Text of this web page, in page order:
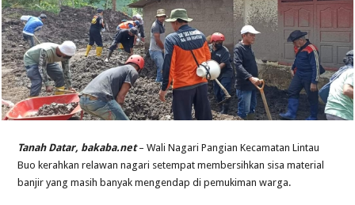
Tanah Datar, bakaba.net – Wali Nagari Pangian Kecamatan Lintau
Buo kerahkan relawan nagari setempat membersihkan sisa material
banjir yang masih banyak mengendap di pemukiman warga.